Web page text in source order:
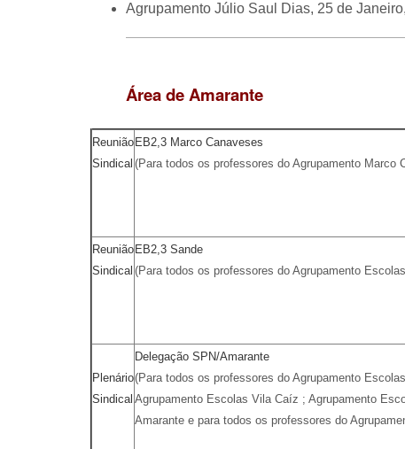
Agrupamento Júlio Saul Dias, 25 de
Área de Amarante
Reunião
Sindical
EB2,3 Marco Canaveses
(Para todos os professores do Agrupamento Marco
Reunião
Sindical
EB2,3 Sande
(Para todos os professores do Agrupamento
Plenário
Sindical
Delegação SPN/Amarante
(Para todos os professores do Agrupamento
Agrupamento Escolas Vila Caíz ; Agrupamento
Amarante e para todos os professores do